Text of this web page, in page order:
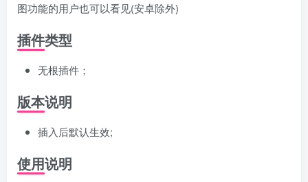
图功能的用户也可以看见(安卓除外)
插件类型
无根插件；
版本说明
插入后默认生效;
使用说明